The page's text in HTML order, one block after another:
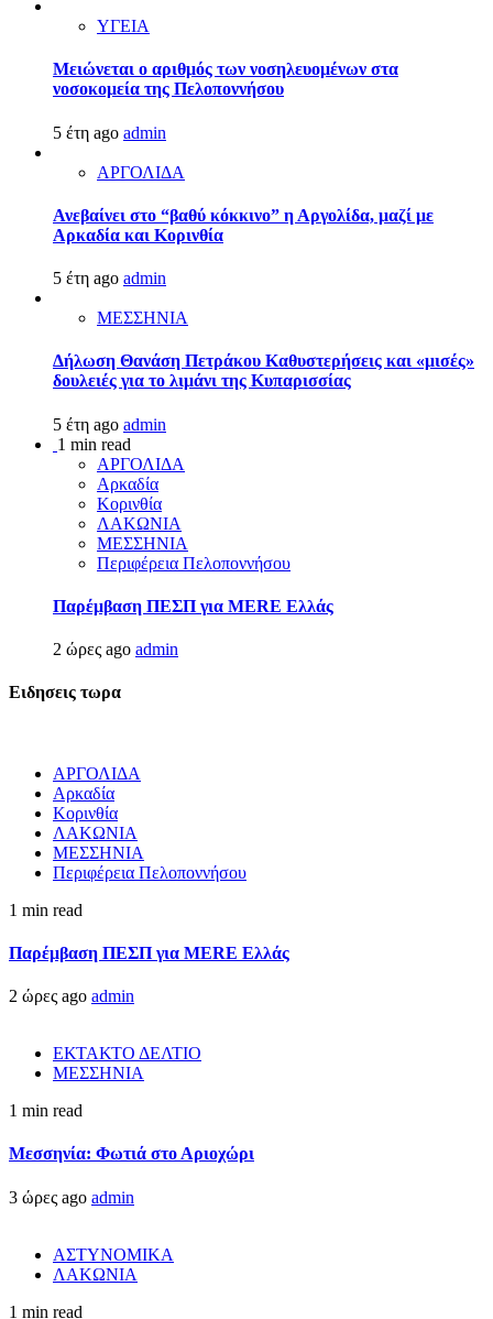
ΥΓΕΙΑ
Μειώνεται ο αριθμός των νοσηλευομένων στα
νοσοκομεία της Πελοποννήσου
5 έτη ago admin
ΑΡΓΟΛΙΔΑ
Ανεβαίνει στο “βαθύ κόκκινο” η Αργολίδα, μαζί με
Αρκαδία και Κορινθία
5 έτη ago admin
ΜΕΣΣΗΝΙΑ
Δήλωση Θανάση Πετράκου Καθυστερήσεις και «μισές»
δουλειές για το λιμάνι της Κυπαρισσίας
5 έτη ago admin
1 min read
ΑΡΓΟΛΙΔΑ
Αρκαδία
Κορινθία
ΛΑΚΩΝΙΑ
ΜΕΣΣΗΝΙΑ
Περιφέρεια Πελοποννήσου
Παρέμβαση ΠΕΣΠ για MERE Ελλάς
2 ώρες ago admin
Ειδησεις τωρα
ΑΡΓΟΛΙΔΑ
Αρκαδία
Κορινθία
ΛΑΚΩΝΙΑ
ΜΕΣΣΗΝΙΑ
Περιφέρεια Πελοποννήσου
1 min read
Παρέμβαση ΠΕΣΠ για MERE Ελλάς
2 ώρες ago admin
ΕΚΤΑΚΤΟ ΔΕΛΤΙΟ
ΜΕΣΣΗΝΙΑ
1 min read
Μεσσηνία: Φωτιά στο Αριοχώρι
3 ώρες ago admin
ΑΣΤΥΝΟΜΙΚΑ
ΛΑΚΩΝΙΑ
1 min read